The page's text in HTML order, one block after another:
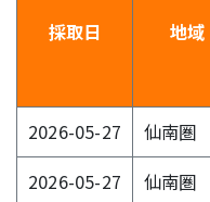
採取日 地域
2026-05-27 仙南圏
2026-05-27
仙南圏